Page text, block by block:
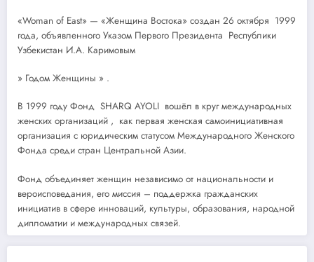
«Woman of East» — «Женщина Востока» создан 26 октября 1999
года, объявленного Указом Первого Президента Республики
Узбекистан И.А. Каримовым
» Годом Женщины » .
В 1999 году Фонд SHARQ AYOLI вошёл в круг международных
женских организаций , как первая женская самоинициативная
организация с юридическим статусом Международного Женского
Фонда среди стран Центральной Азии.
Фонд объединяет женщин независимо от национальности и
вероисповедания, его миссия – поддержка гражданских
инициатив в сфере инноваций, культуры, образования, народной
дипломатии и международных связей.